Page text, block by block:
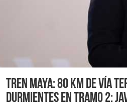
Tren Maya: 80 km de vía
durmientes en tramo 2: